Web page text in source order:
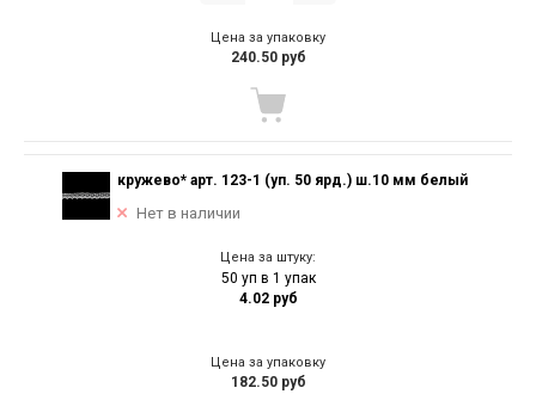
Цена за упаковку
240.50 руб
кружево* арт. 123-1 (уп. 50 ярд.) ш.10 мм белый
Нет в наличии
Цена за штуку:
50 уп в 1 упак
4.02 руб
Цена за упаковку
182.50 руб